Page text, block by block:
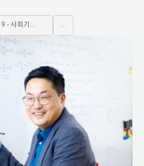
SDG 9 - 사회기반시설 구축, 지속가능한 산업화 증진 ...